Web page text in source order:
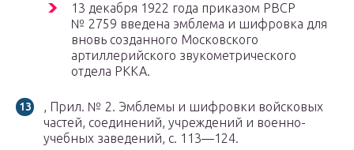
13 декабря 1922 года приказом РВСР
№ 2759 введена эмблема и шифровка для
вновь созданного Московского
артиллерийского звукометрического
отдела РККА.
, Прил. № 2. Эмблемы и шифровки войсковых
частей, соединений, учреждений и военно-
учебных заведений, с. 113—124.